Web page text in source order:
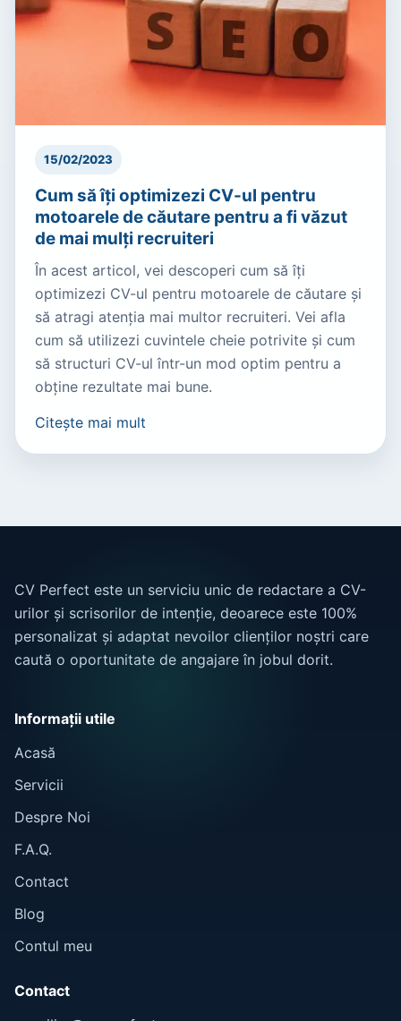
15/02/2023
Cum să îți optimizezi CV-ul pentru
motoarele de căutare pentru a fi văzut
de mai mulți recruiteri
În acest articol, vei descoperi cum să îți
optimizezi CV-ul pentru motoarele de căutare și
să atragi atenția mai multor recruiteri. Vei afla
cum să utilizezi cuvintele cheie potrivite și cum
să structuri CV-ul într-un mod optim pentru a
obține rezultate mai bune.
Citește mai mult
CV Perfect este un serviciu unic de redactare a CV-
urilor și scrisorilor de intenție, deoarece este 100%
personalizat și adaptat nevoilor clienților noștri care
caută o oportunitate de angajare în jobul dorit.
Informații utile
Acasă
Servicii
Despre Noi
F.A.Q.
Contact
Blog
Contul meu
Contact